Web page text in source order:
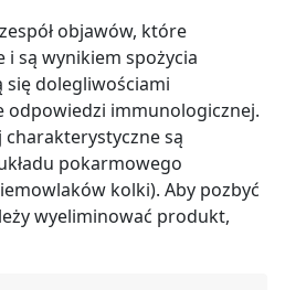
objawów, które
są wynikiem spożycia
się dolegliwościami
odpowiedzi immunologicznej.
są
pokarmowego
kolki). Aby pozbyć
wyeliminować produkt,